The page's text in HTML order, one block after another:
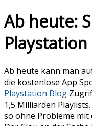
Ab heute:
Playstation
Ab heute kann man
die kostenlose App
Playstation Blog
1,5 Milliarden
so ohne Probleme